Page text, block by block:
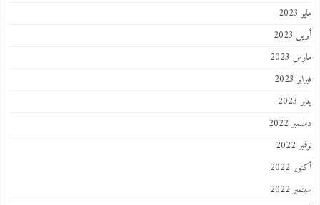
مايو 2023
أبريل 2023
مارس 2023
فبراير 2023
يناير 2023
ديسمبر 2022
نوفمبر 2022
أكتوبر 2022
سبتمبر 2022